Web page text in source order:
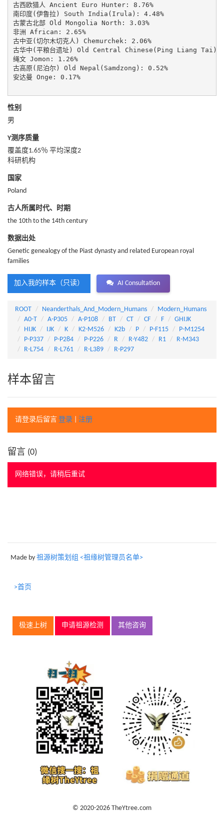
古西欧猎人 Ancient Euro Hunter: 8.76%
南印度(伊鲁拉) South India(Irula): 4.48%
古蒙古北部 Old Mongolia North: 3.03%
非洲 African: 2.65%
古中亚(切尔木切克人) Chemurchek: 2.06%
古华中(平粮台遗址) Old Central Chinese(Ping Liang Tai):
绳文 Jomon: 1.26%
古高原(尼泊尔) Old Nepal(Samdzong): 0.52%
安达曼 Onge: 0.17%
性别
男
Y测序质量
覆盖度1.65％ 平均深度2
科研机构
国家
Poland
古人所属时代、时期
the 10th to the 14th century
数据出处
Genetic genealogy of the Piast dynasty and related European royal
families
加入我的样本（只读） AI Consultation
ROOT Neanderthals_And_Modern_Humans
Modern_Humans
A0-T
A-P305 A-P108 BT CT CF F
GHIJK
HIJK
IJK K K2-M526 K2b P P-F115
P-M1254
P-P337
P-P284 P-P226 R R-Y482 R1
R-M343
R-L754
R-L761 R-L389 R-P297
样本留言
请登录后留言 登录 注册
留言 (0)
网络错误，请稍后重试
Made by 祖源树策划组 <祖缘树管理员名单>
>首页
极速上树 申请祖源检测 其他咨询
© 2020-2026 TheYtree.com